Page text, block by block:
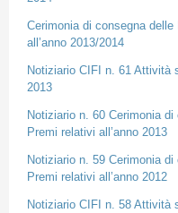
Cerimonia di consegna
all’anno 2013/2014
Notiziario CIFI n. 61 Attività
2013
Notiziario n. 60 Cerimonia
Premi relativi all’anno 2013
Notiziario n. 59 Cerimonia
Premi relativi all’anno 2012
Notiziario CIFI n. 58 Attività